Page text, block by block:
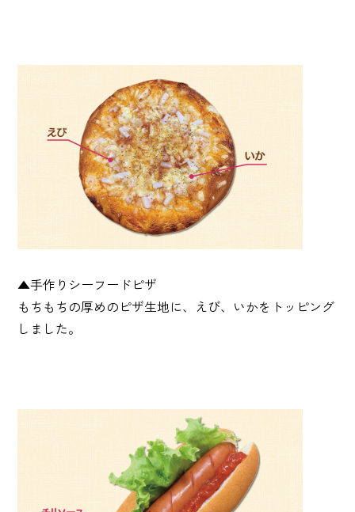
▲手作りシーフードピザ
もちもちの厚めのピザ生地に、えび、いかをトッピング
しました。